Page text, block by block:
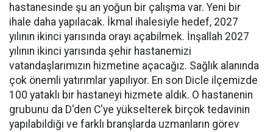
hastanesinde şu an yoğun bir çalışma var. Yeni bir
ihale daha yapılacak. İkmal ihalesiyle hedef, 2027
yılının ikinci yarısında orayı açabilmek. İnşallah 2027
yılının ikinci yarısında şehir hastanemizi
vatandaşlarımızın hizmetine açacağız. Sağlık alanında
çok önemli yatırımlar yapılıyor. En son Dicle ilçemizde
100 yataklı bir hastaneyi hizmete aldık. O hastanenin
grubunu da D'den C'ye yükselterek birçok tedavinin
yapılabildiği ve farklı branşlarda uzmanların görev